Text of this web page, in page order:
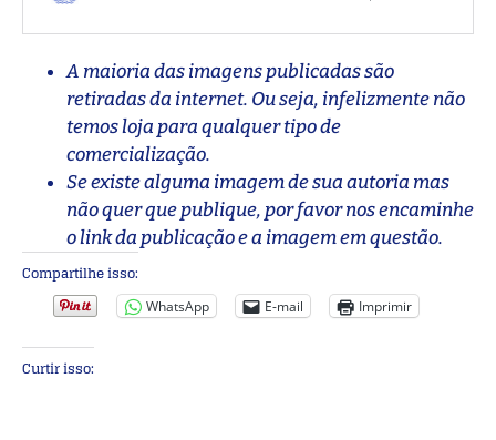
A maioria das imagens publicadas são
retiradas da internet. Ou seja, infelizmente não
temos loja para qualquer tipo de
comercialização.
Se existe alguma imagem de sua autoria mas
não quer que publique, por favor nos encaminhe
o link da publicação e a imagem em questão.
Compartilhe isso:
WhatsApp E-mail Imprimir
Curtir isso: